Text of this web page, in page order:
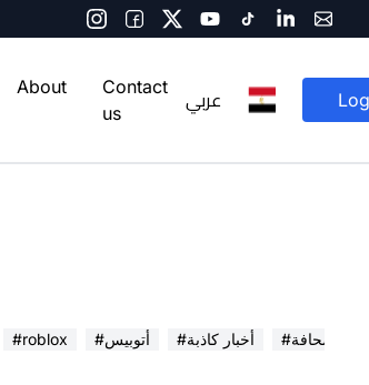
About
Contact
us
عربي
#roblox #أتوبيس #أخبار كاذبة في الصحافة